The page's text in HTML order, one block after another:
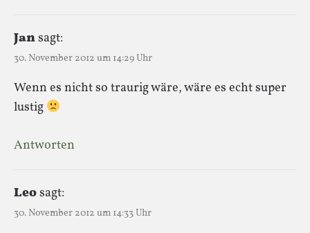
Jansagt:
30. November 2012 um 14:29 Uhr
Wenn es nicht so traurig wäre, wäre es echt super
lustig
Antworten
Leosagt:
30. November 2012 um 14:33 Uhr